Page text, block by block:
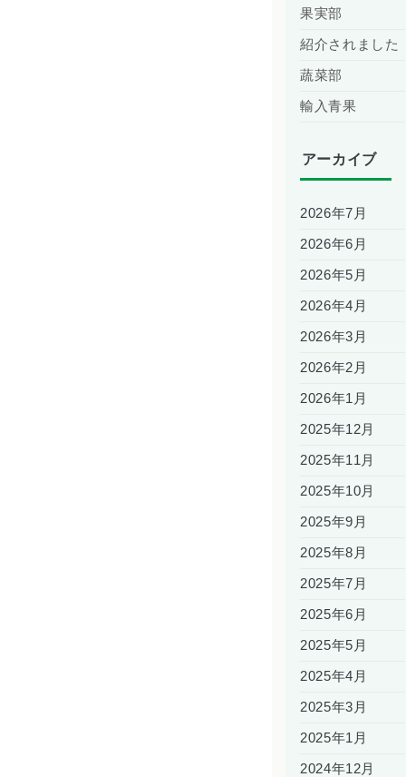
果実部
紹介されました
蔬菜部
輸入青果
アーカイブ
2026年7月
2026年6月
2026年5月
2026年4月
2026年3月
2026年2月
2026年1月
2025年12月
2025年11月
2025年10月
2025年9月
2025年8月
2025年7月
2025年6月
2025年5月
2025年4月
2025年3月
2025年1月
2024年12月